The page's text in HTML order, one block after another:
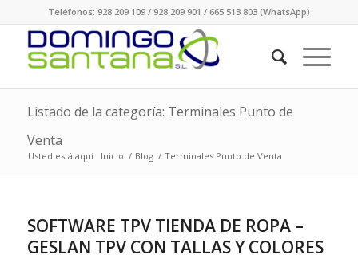
Teléfonos: 928 209 109 / 928 209 901 / 665 513 803 (WhatsApp)
Listado de la categoría: Terminales Punto de
Venta
Usted está aquí: Inicio / Blog / Terminales Punto de Venta
SOFTWARE TPV TIENDA DE ROPA –
GESLAN TPV CON TALLAS Y COLORES